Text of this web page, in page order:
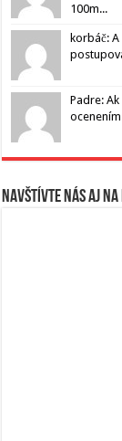
100m...
korbáč:
Padre:
Navštívte nás aj na